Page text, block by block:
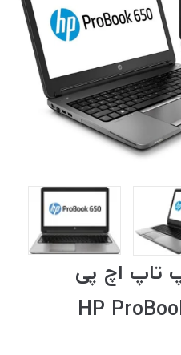
تاپ اچ پی